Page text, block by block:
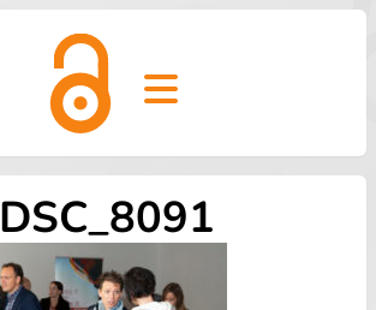
Open main menu
DSC_8091